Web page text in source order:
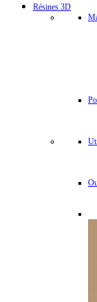
Résines 3D